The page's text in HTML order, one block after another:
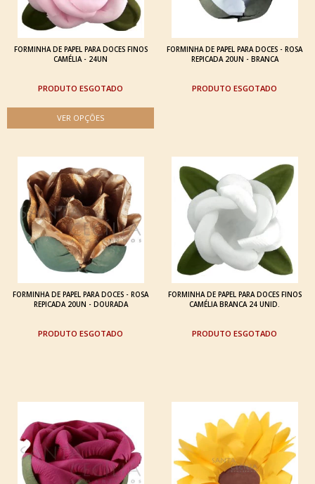
FORMINHA DE PAPEL PARA DOCES FINOS
CAMÉLIA - 24UN
ESGOTADO
FORMINHA DE PAPEL PARA DOCES - ROSA
REPICADA 20UN - BRANCA
ESGOTADO
FORMINHA DE PAPEL PARA DOCES - ROSA
REPICADA 20UN - DOURADA
ESGOTADO
FORMINHA DE PAPEL PARA DOCES FINOS
CAMÉLIA BRANCA 24 UNID.
ESGOTADO